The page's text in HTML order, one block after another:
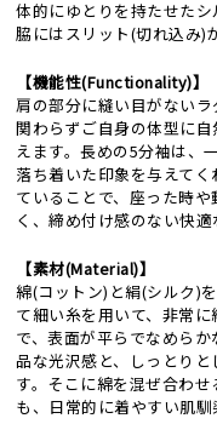
体的にゆとりを持たせた
脇にはスリット(切れ込み)
【機能性(Functionality)】
肩の部分に縫い目がない
関わらずご自身の体型に
えます。長めの5分袖は、
落ち着いた印象を与えて
ていることで、座った時
く、締め付け感のない快適
【素材(Material)】
綿(コットン)と絹(シルク)
て細い糸を用いて、非常
で、表面が平らでなめら
品な光沢感と、しっとり
す。そこに綿を混ぜ合わ
も、日常的に着やすい肌馴